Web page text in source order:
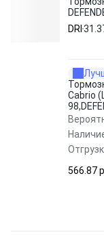
Station
DRI
Cabrio
566.87 p.